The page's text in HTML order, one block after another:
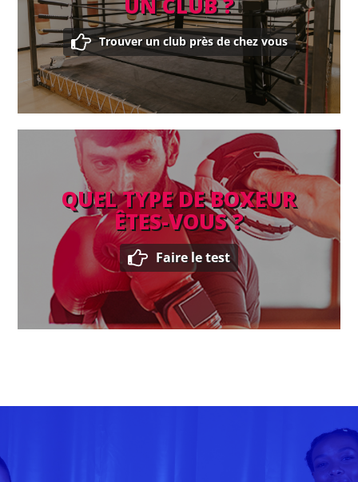
Trouver un club près de chez vous
QUEL TYPE DE BOXEUR
ÊTES-VOUS ?
Faire le test